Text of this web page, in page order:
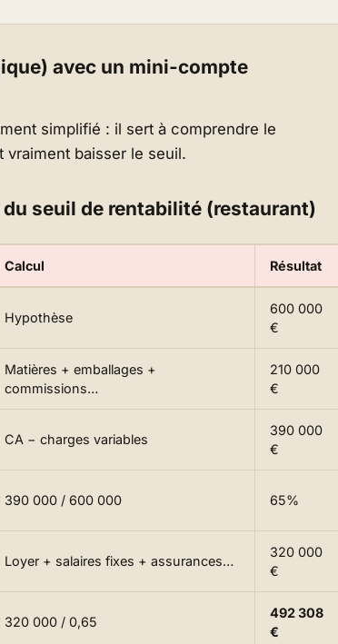
avec un mini-compte
simplifié : il sert à comprendre le
vraiment baisser le seuil.
seuil de rentabilité (restaurant)
Calcul Résultat
Hypothèse
600 000
€
Matières + emballages +
commissions…
210 000
€
CA − charges variables
390 000
€
390 000 / 600 000 65%
Loyer + salaires fixes + assurances…
320 000
€
320 000 / 0,65
492 308
€